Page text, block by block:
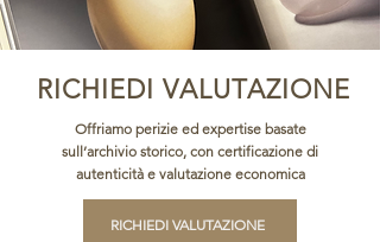
RICHIEDI VALUTAZIONE
Offriamo perizie ed expertise basate
sull’archivio storico, con certificazione di
autenticità e valutazione economica
RICHIEDI VALUTAZIONE